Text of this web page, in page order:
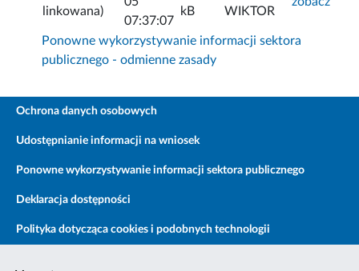
linkowana)
07:37:07
kB
WIKTOR
Ponowne wykorzystywanie informacji sektora
publicznego - odmienne zasady
Ochrona danych osobowych
Udostępnianie informacji na wniosek
Ponowne wykorzystywanie informacji sektora publicznego
Deklaracja dostępności
Polityka dotycząca cookies i podobnych technologii